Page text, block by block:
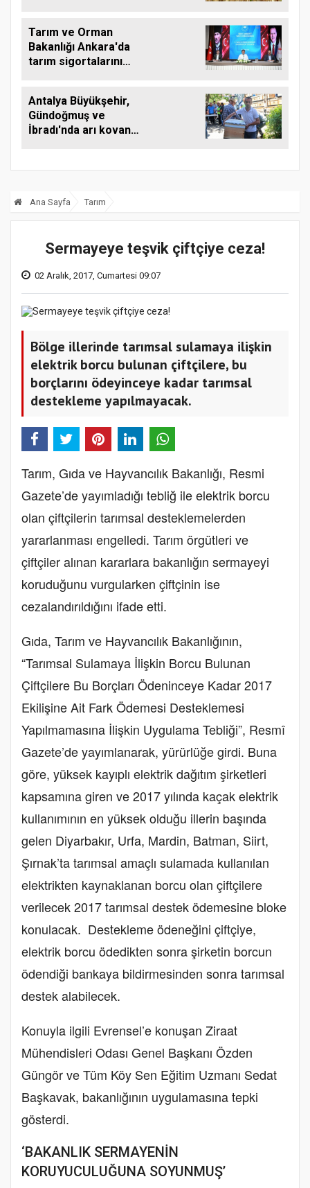
Tarım ve Orman
Bakanlığı Ankara'da
tarım sigortalarını
Antalya Büyükşehir,
Gündoğmuş ve
İbradı'nda arı kovanı
Ana Sayfa Tarım
Sermayeye teşvik çiftçiye ceza!
02 Aralık, 2017, Cumartesi 09:07
Bölge illerinde tarımsal sulamaya ilişkin
elektrik borcu bulunan çiftçilere, bu
borçlarını ödeyinceye kadar tarımsal
destekleme yapılmayacak.
Tarım, Gıda ve Hayvancılık Bakanlığı, Resmi
Gazete’de yayımladığı tebliğ ile elektrik borcu
olan çiftçilerin tarımsal desteklemelerden
yararlanması engelledi. Tarım örgütleri ve
çiftçiler alınan kararlara bakanlığın sermayeyi
koruduğunu vurgularken çiftçinin ise
cezalandırıldığını ifade etti.
Gıda, Tarım ve Hayvancılık Bakanlığının,
“Tarımsal Sulamaya İlişkin Borcu Bulunan
Çiftçilere Bu Borçları Ödeninceye Kadar 2017
Ekilişine Ait Fark Ödemesi Desteklemesi
Yapılmamasına İlişkin Uygulama Tebliği”, Resmî
Gazete’de yayımlanarak, yürürlüğe girdi. Buna
göre, yüksek kayıplı elektrik dağıtım şirketleri
kapsamına giren ve 2017 yılında kaçak elektrik
kullanımının en yüksek olduğu illerin başında
gelen Diyarbakır, Urfa, Mardin, Batman, Siirt,
Şırnak’ta tarımsal amaçlı sulamada kullanılan
elektrikten kaynaklanan borcu olan çiftçilere
verilecek 2017 tarımsal destek ödemesine bloke
konulacak. Destekleme ödeneğini çiftçiye,
elektrik borcu ödedikten sonra şirketin borcun
ödendiği bankaya bildirmesinden sonra tarımsal
destek alabilecek.
Konuyla ilgili Evrensel’e konuşan Ziraat
Mühendisleri Odası Genel Başkanı Özden
Güngör ve Tüm Köy Sen Eğitim Uzmanı Sedat
Başkavak, bakanlığının uygulamasına tepki
gösterdi.
‘BAKANLIK SERMAYENİN
KORUYUCULUĞUNA SOYUNMUŞ’